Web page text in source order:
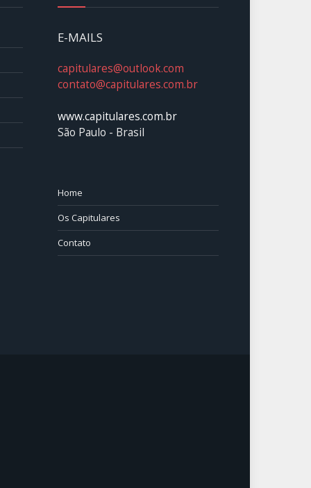
E-MAILS
capitulares@outlook.com
contato@capitulares.com.br
www.capitulares.com.br
São Paulo - Brasil
Home
Os Capitulares
Contato